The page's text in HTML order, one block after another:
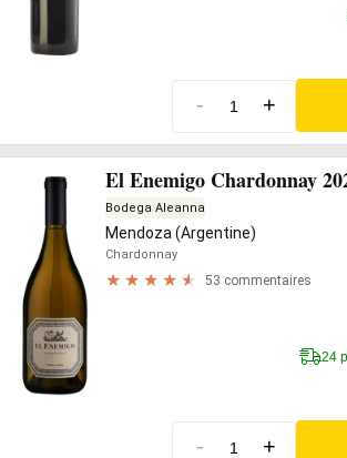
- +
El Enemigo Chardonnay
Bodega Aleanna
Mendoza (Argentine)
Chardonnay
53 commentaires
24
- +